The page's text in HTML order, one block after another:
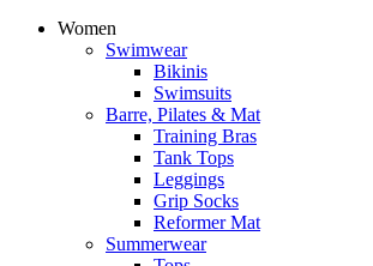
Women
Swimwear
Bikinis
Swimsuits
Barre, Pilates & Mat
Training Bras
Tank Tops
Leggings
Grip Socks
Reformer Mat
Summerwear